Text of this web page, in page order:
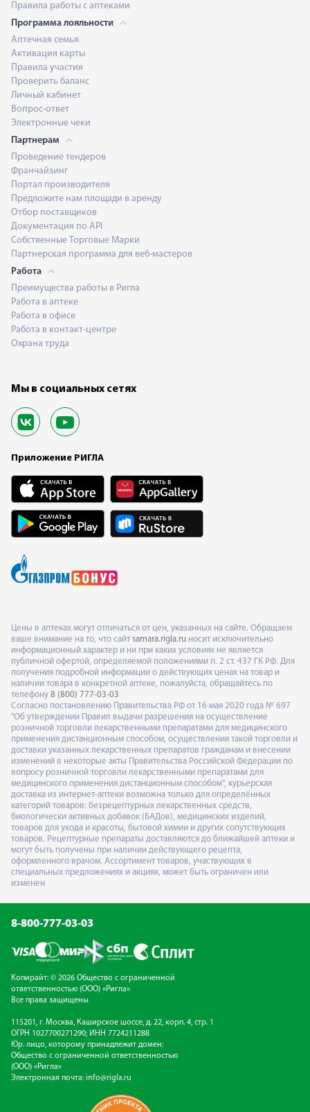
Правила работы с аптеками
Программа лояльности
Аптечная семья
Активация карты
Правила участия
Проверить баланс
Личный кабинет
Вопрос-ответ
Электронные чеки
Партнерам
Проведение тендеров
Франчайзинг
Портал производителя
Предложите нам площади в аренду
Отбор поставщиков
Документация по API
Собственные Торговые Марки
Партнерская программа для веб-мастеров
Работа
Преимущества работы в Ригла
Работа в аптеке
Работа в офисе
Работа в контакт-центре
Охрана труда
Мы в социальных сетях
Приложение РИГЛА
Цены в аптеках могут отличаться от цен, указанных на сайте. Обращаем
ваше внимание на то, что сайт samara.rigla.ru носит исключительно
информационный характер и ни при каких условиях не является
публичной офертой, определяемой положениями п. 2 ст. 437 ГК РФ. Для
получения подробной информации о действующих ценах на товар и
наличии товара в конкретной аптеке, пожалуйста, обращайтесь по
телефону 8 (800) 777-03-03
Согласно постановлению Правительства РФ от 16 мая 2020 года № 697
"Об утверждении Правил выдачи разрешения на осуществление
розничной торговли лекарственными препаратами для медицинского
применения дистанционным способом, осуществления такой торговли и
доставки указанных лекарственных препаратов гражданам и внесении
изменений в некоторые акты Правительства Российской Федерации по
вопросу розничной торговли лекарственными препаратами для
медицинского применения дистанционным способом", курьерская
доставка из интернет-аптеки возможна только для определённых
категорий товаров: безрецептурных лекарственных средств,
биологически активных добавок (БАДов), медицинских изделий,
товаров для ухода и красоты, бытовой химии и других сопутствующих
товаров. Рецептурные препараты доставляются до ближайшей аптеки и
могут быть получены при наличии действующего рецепта,
оформленного врачом. Ассортимент товаров, участвующих в
специальных предложениях и акциях, может быть ограничен или
изменен
8-800-777-03-03
Копирайт: © 2026 Общество с ограниченной
ответственностью (ООО) «Ригла»
Все права защищены
115201, г. Москва, Каширское шоссе, д. 22, корп. 4, стр. 1
ОГРН 1027700271290; ИНН 7724211288
Юр. лицо, которому принадлежит домен:
Общество с ограниченной ответственностью
(ООО) «Ригла»
Электронная почта: info@rigla.ru